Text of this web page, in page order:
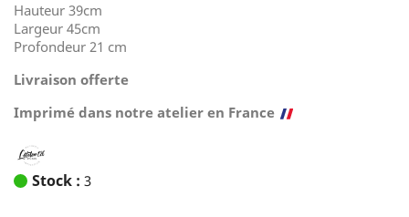
Hauteur 39cm
Largeur 45cm
Profondeur 21 cm
Livraison offerte
Imprimé dans notre atelier en France
Stock : 3